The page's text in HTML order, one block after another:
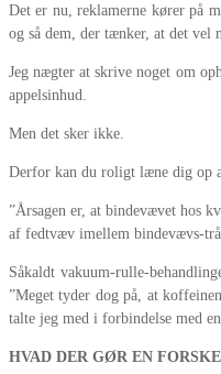
Det er nu, reklamerne kører på
og så dem, der tænker, at det vel
Jeg nægter at skrive noget om
appelsinhud.
Men det sker ikke.
Derfor kan du roligt læne dig op
”Årsagen er, at bindevævet hos
af fedtvæv imellem bindevævs-
Såkaldt vakuum-rulle-
”Meget tyder dog på, at
talte jeg med i forbindelse med
HVAD DER GØR EN